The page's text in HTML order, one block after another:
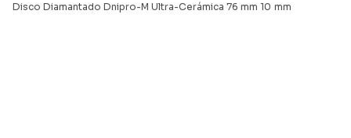
Disco Diamantado Dnipro-M Ultra-Cerámica 76 mm 10 mm